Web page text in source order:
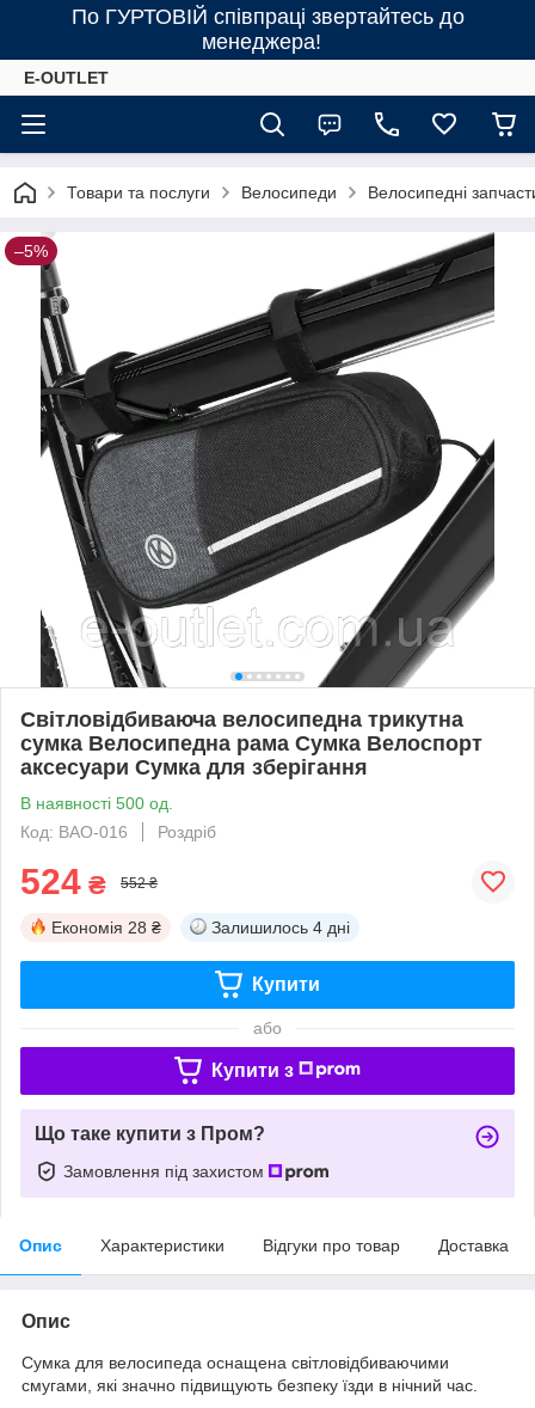
По ГУРТОВІЙ співпраці звертайтесь до
менеджера!
E-OUTLET
Товари та послуги Велосипеди Велосипедні
–5%
Світловідбиваюча велосипедна трикутна
сумка Велосипедна рама Сумка Велоспорт
аксесуари Сумка для зберігання
В наявності 500 од.
Код: BAO-016
Роздріб
524 ₴ 552 ₴
Економія 28 ₴ Залишилось 4 дні
Купити
або
Купити з
Що таке купити з Пром?
Замовлення під захистом
Опис Характеристики Відгуки про товар Доставка
Опис
Сумка для велосипеда оснащена світловідбиваючими
смугами, які значно підвищують безпеку їзди в нічний час.